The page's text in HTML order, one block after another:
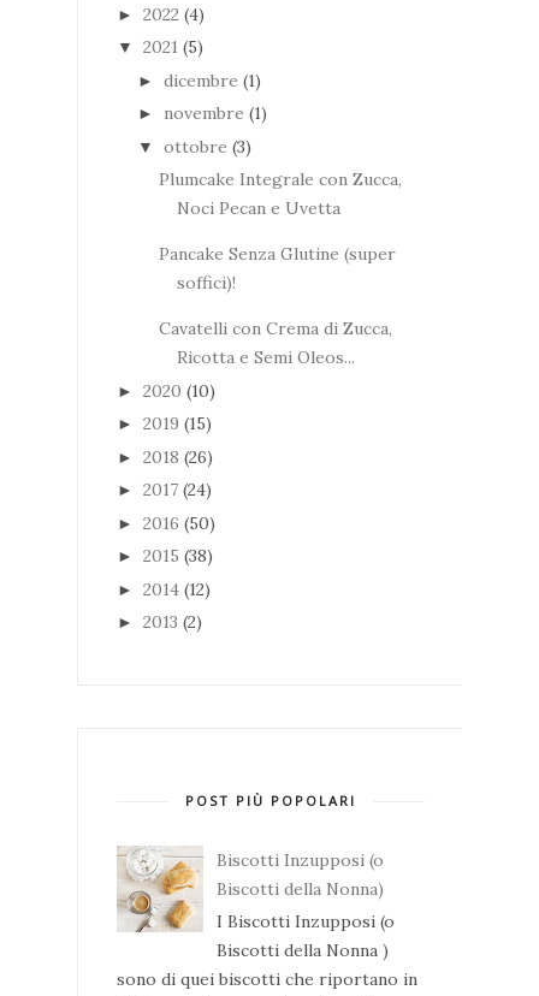
► 2022 (4)
▼ 2021 (5)
► dicembre (1)
► novembre (1)
▼ ottobre (3)
Plumcake Integrale con Zucca,
Noci Pecan e Uvetta
Pancake Senza Glutine (super
soffici)!
Cavatelli con Crema di Zucca,
Ricotta e Semi Oleos...
► 2020 (10)
► 2019 (15)
► 2018 (26)
► 2017 (24)
► 2016 (50)
► 2015 (38)
► 2014 (12)
► 2013 (2)
POST PIÙ POPOLARI
Biscotti Inzupposi (o
Biscotti della Nonna)
I Biscotti Inzupposi (o
Biscotti della Nonna )
sono di quei biscotti che riportano in